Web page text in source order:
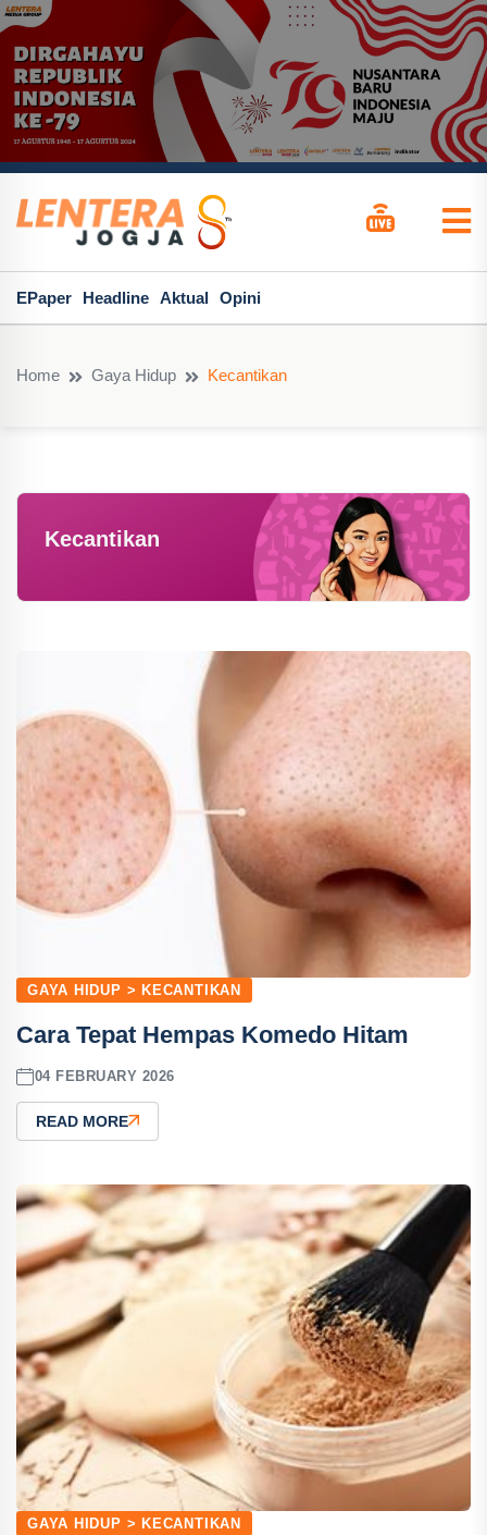
EPaper Headline Aktual Opini
Home Gaya Hidup Kecantikan
Kecantikan
GAYA HIDUP > KECANTIKAN
Cara Tepat Hempas Komedo Hitam
04 FEBRUARY 2026
READ MORE
GAYA HIDUP > KECANTIKAN